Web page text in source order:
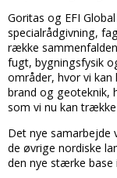
Goritas og EFI
specialrådgivning,
række
fugt, bygningsfysik
områder, hvor vi
brand og geoteknik,
som vi nu kan trække
Det nye samarbejde
de øvrige nordiske
den nye stærke base